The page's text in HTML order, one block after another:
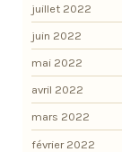
juillet 2022
juin 2022
mai 2022
avril 2022
mars 2022
février 2022